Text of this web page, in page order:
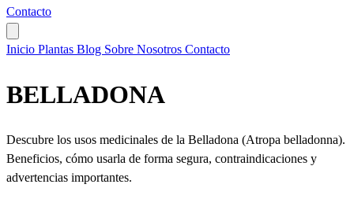
Contacto
Inicio Plantas Blog Sobre Nosotros Contacto
BELLADONA
Descubre los usos medicinales de la Belladona (Atropa belladonna).
Beneficios, cómo usarla de forma segura, contraindicaciones y
advertencias importantes.